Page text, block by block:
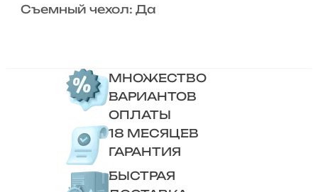
Съемный чехол: Да
МНОЖЕСТВО
ВАРИАНТОВ
ОПЛАТЫ
18 МЕСЯЦЕВ
ГАРАНТИЯ
БЫСТРАЯ